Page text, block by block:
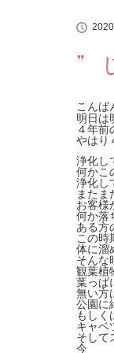
”
こんば
明日は
４年前
やはり
浄化し
何かこ
浄化し
またま
お客様
何か落
ある方
この時
体に溜
そんな
観葉植
葉っぱ
無い方
公園に
もしく
キャベ
そして
今